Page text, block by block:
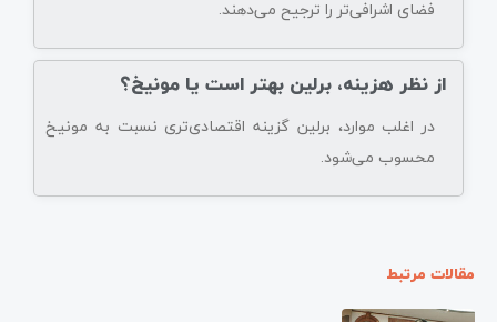
فضای اشرافی‌تر را ترجیح می‌دهند.
از نظر هزینه، برلین بهتر است یا مونیخ؟
در اغلب موارد، برلین گزینه اقتصادی‌تری نسبت به مونیخ
محسوب می‌شود.
مقالات مرتبط